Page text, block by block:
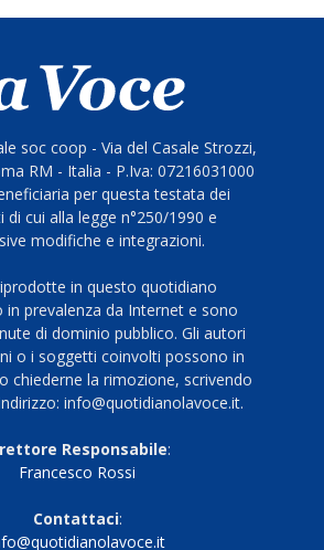
soc coop - Via del Casale Strozzi,
RM - Italia - P.Iva: 07216031000
per questa testata dei
di cui alla legge n°250/1990 e
modifiche e integrazioni.
in questo quotidiano
in prevalenza da Internet e sono
di dominio pubblico. Gli autori
o i soggetti coinvolti possono in
chiederne la rimozione, scrivendo
info@quotidianolavoce.it.
Responsabile:
Francesco Rossi
Contattaci: